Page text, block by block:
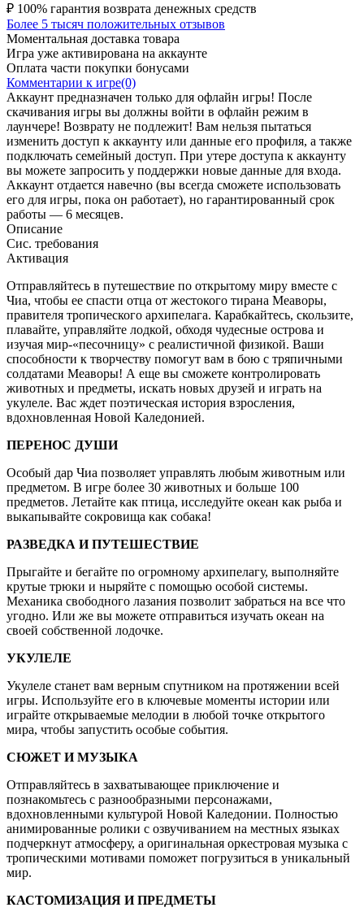
₽ 100% гарантия возврата денежных средств
Более 5 тысяч положительных отзывов
Моментальная доставка товара
Игра уже активирована на аккаунте
Оплата части покупки бонусами
Комментарии к игре(0)
Аккаунт предназначен только для офлайн игры! После
скачивания игры вы должны войти в офлайн режим в
лаунчере! Возврату не подлежит! Вам нельзя пытаться
изменить доступ к аккаунту или данные его профиля, а также
подключать семейный доступ. При утере доступа к аккаунту
вы можете запросить у поддержки новые данные для входа.
Аккаунт отдается навечно (вы всегда сможете использовать
его для игры, пока он работает), но гарантированный срок
работы — 6 месяцев.
Описание
Сис. требования
Активация
Отправляйтесь в путешествие по открытому миру вместе с
Чиа, чтобы ее спасти отца от жестокого тирана Меаворы,
правителя тропического архипелага. Карабкайтесь, скользите,
плавайте, управляйте лодкой, обходя чудесные острова и
изучая мир-«песочницу» с реалистичной физикой. Ваши
способности к творчеству помогут вам в бою с тряпичными
солдатами Меаворы! А еще вы сможете контролировать
животных и предметы, искать новых друзей и играть на
укулеле. Вас ждет поэтическая история взросления,
вдохновленная Новой Каледонией.
ПЕРЕНОС ДУШИ
Особый дар Чиа позволяет управлять любым животным или
предметом. В игре более 30 животных и больше 100
предметов. Летайте как птица, исследуйте океан как рыба и
выкапывайте сокровища как собака!
РАЗВЕДКА И ПУТЕШЕСТВИЕ
Прыгайте и бегайте по огромному архипелагу, выполняйте
крутые трюки и ныряйте с помощью особой системы.
Механика свободного лазания позволит забраться на все что
угодно. Или же вы можете отправиться изучать океан на
своей собственной лодочке.
УКУЛЕЛЕ
Укулеле станет вам верным спутником на протяжении всей
игры. Используйте его в ключевые моменты истории или
играйте открываемые мелодии в любой точке открытого
мира, чтобы запустить особые события.
СЮЖЕТ И МУЗЫКА
Отправляйтесь в захватывающее приключение и
познакомьтесь с разнообразными персонажами,
вдохновленными культурой Новой Каледонии. Полностью
анимированные ролики с озвучиванием на местных языках
подчеркнут атмосферу, а оригинальная оркестровая музыка с
тропическими мотивами поможет погрузиться в уникальный
мир.
КАСТОМИЗАЦИЯ И ПРЕДМЕТЫ